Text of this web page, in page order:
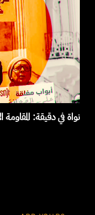
نواة في دقيقة: المقاومة